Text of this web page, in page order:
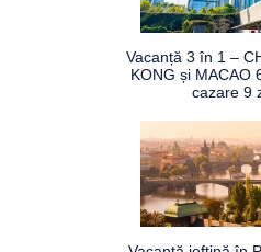
Vacanță 3 în 1 –
KONG și MACAO
cazare 9